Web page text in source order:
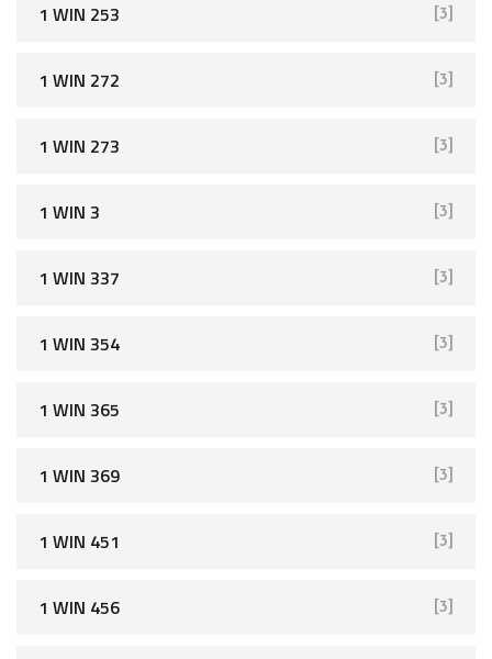
1 WIN 253 [3]
1 WIN 272 [3]
1 WIN 273 [3]
1 WIN 3 [3]
1 WIN 337 [3]
1 WIN 354 [3]
1 WIN 365 [3]
1 WIN 369 [3]
1 WIN 451 [3]
1 WIN 456 [3]